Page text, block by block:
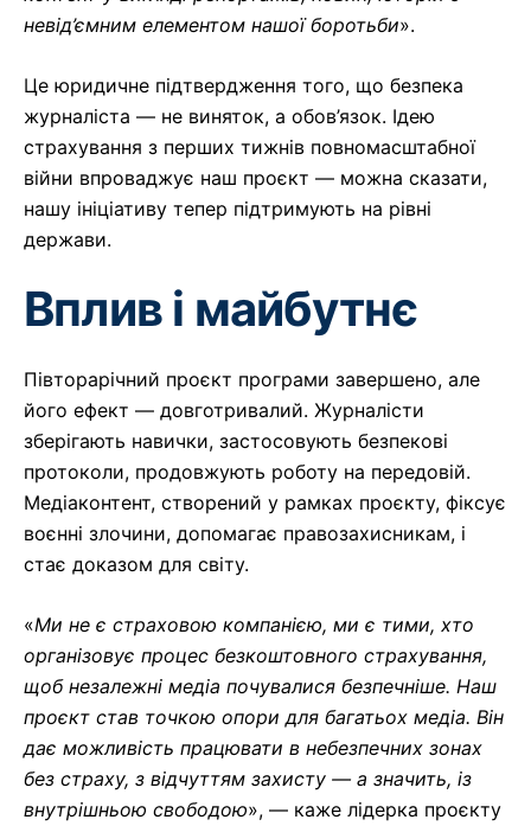
невід’ємним елементом нашої боротьби».
Це юридичне підтвердження того, що безпека
журналіста — не виняток, а обов’язок. Ідею
страхування з перших тижнів повномасштабної
війни впроваджує наш проєкт — можна сказати,
нашу ініціативу тепер підтримують на рівні
держави.
Вплив і майбутнє
Півторарічний проєкт програми завершено, але
його ефект — довготривалий. Журналісти
зберігають навички, застосовують безпекові
протоколи, продовжують роботу на передовій.
Медіаконтент, створений у рамках проєкту, фіксує
воєнні злочини, допомагає правозахисникам, і
стає доказом для світу.
«Ми не є страховою компанією, ми є тими, хто
організовує процес безкоштовного страхування,
щоб незалежні медіа почувалися безпечніше. Наш
проєкт став точкою опори для багатьох медіа. Він
дає можливість працювати в небезпечних зонах
без страху, з відчуттям захисту — а значить, із
внутрішньою свободою», — каже лідерка проєкту